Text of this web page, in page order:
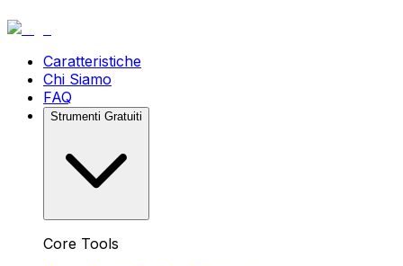
Caratteristiche
Chi Siamo
FAQ
Strumenti Gratuiti
Core Tools